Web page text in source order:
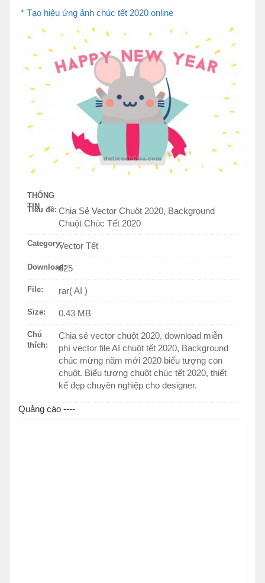
* Tạo hiệu ứng ảnh chúc tết 2020 online
THÔNG
TIN
Tiêu đề: Chia Sẻ Vector Chuột 2020, Background
Chuột Chúc Tết 2020
Category:Vector Tết
Download:625
File: rar( AI )
Size: 0.43 MB
Chú
thích:
Chia sẻ vector chuột 2020, download miễn
phí vector file AI chuột tết 2020, Background
chúc mừng năm mới 2020 biểu tượng con
chuột. Biểu tượng chuột chúc tết 2020, thiết
kế đẹp chuyên nghiệp cho designer.
Quảng cáo ----